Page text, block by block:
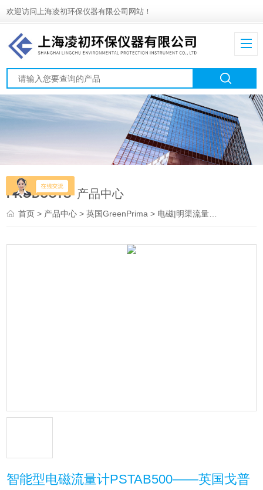
欢迎访问上海凌初环保仪器有限公司网站！
PRODUCTS 产品中心
首页> 产品中心 >英国GreenPrima > 电磁|明渠流量计
智能型电磁流量计PSTAB500——英国戈普